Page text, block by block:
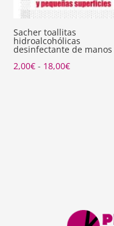
Sacher toallitas
hidroalcohólicas
desinfectante de manos
2,00€ - 18,00€Rango